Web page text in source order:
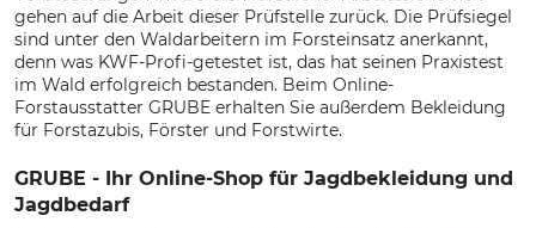
gehen auf die Arbeit dieser Prüfstelle zurück. Die Prüfsiegel
sind unter den Waldarbeitern im Forsteinsatz anerkannt,
denn was KWF-Profi-getestet ist, das hat seinen Praxistest
im Wald erfolgreich bestanden. Beim Online-
Forstausstatter GRUBE erhalten Sie außerdem Bekleidung
für Forstazubis, Förster und Forstwirte.
GRUBE - Ihr Online-Shop für Jagdbekleidung und
Jagdbedarf